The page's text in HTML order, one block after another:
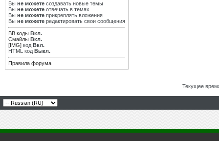
Вы не можете создавать новые темы
Вы не можете отвечать в темах
Вы не можете прикреплять вложения
Вы не можете редактировать свои сообщения
BB коды Вкл.
Смайлы Вкл.
[IMG] код Вкл.
HTML код Выкл.
Правила форума
Текущее